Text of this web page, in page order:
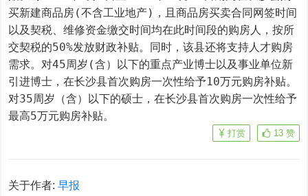
买新建商品房(不含工业地产)，且商品房买卖合同网签时间
以及契税、维修资金缴交时间均在此时间段的购房人，按所
交契税的50%发放财政补贴。同时，该县还将支持人才购房
需求。对45周岁(含）以下的重点产业博士以及事业单位新
引进博士，在长沙县首次购房一次性给予10万元购房补贴。
对35周岁（含）以下的硕士，在长沙县首次购房一次性给予
最高5万元购房补贴。
13 赞
打赏
关于作者:早报